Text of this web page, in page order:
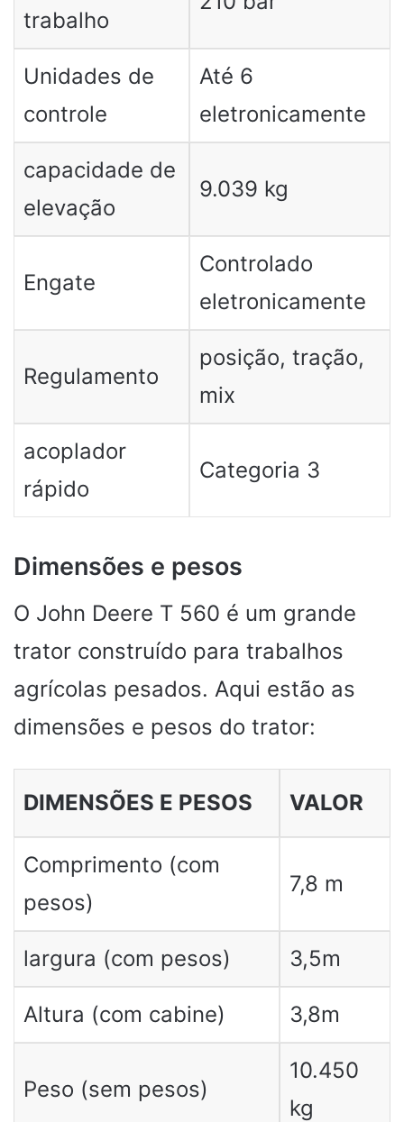
trabalho
Unidades de
controle
Até 6
eletronicamente
capacidade de
elevação
9.039 kg
Engate
Controlado
eletronicamente
Regulamento
posição, tração,
mix
acoplador
rápido
Categoria 3
Dimensões e pesos
O John Deere T 560 é um grande
trator construído para trabalhos
agrícolas pesados. Aqui estão as
dimensões e pesos do trator:
DIMENSÕES E PESOS VALOR
Comprimento (com
pesos)
7,8 m
largura (com pesos) 3,5m
Altura (com cabine) 3,8m
Peso (sem pesos)
10.450
kg